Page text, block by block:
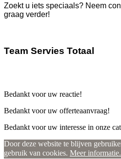
Zoekt u iets speciaals? Neem
graag verder!
Team Servies Totaal
Bedankt voor uw reactie!
Bedankt voor uw offerteaanvraag!
Bedankt voor uw interesse in onze
Door deze website te blijven
gebruik van cookies. Meer